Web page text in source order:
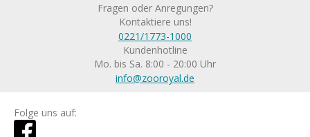
Fragen oder Anregungen?
Kontaktiere uns!
0221/1773-1000
Kundenhotline
Mo. bis Sa. 8:00 - 20:00 Uhr
info@zooroyal.de
Folge uns auf: